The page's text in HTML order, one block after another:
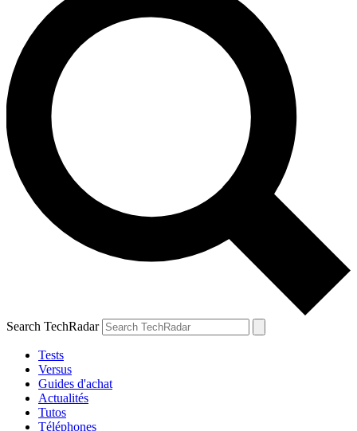
Search TechRadar
Tests
Versus
Guides d'achat
Actualités
Tutos
Téléphones